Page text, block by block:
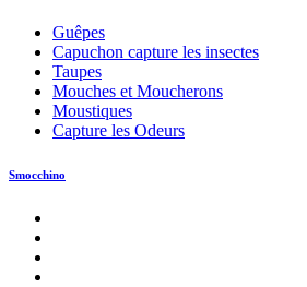
Guêpes
Capuchon capture les insectes
Taupes
Mouches et Moucherons
Moustiques
Capture les Odeurs
Smocchino